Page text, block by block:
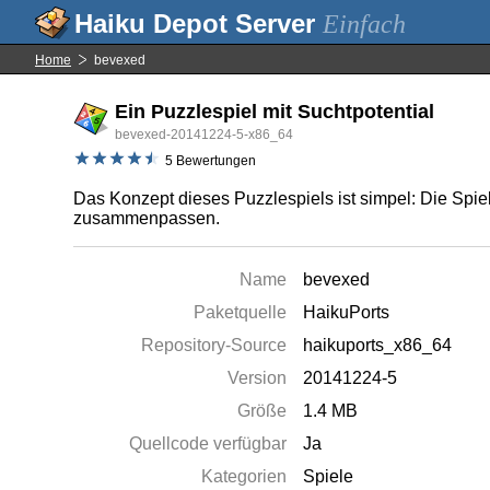
Einfach
Home bevexed
Ein Puzzlespiel mit Suchtpotential
bevexed-20141224-5-x86_64
5 Bewertungen
Das Konzept dieses Puzzlespiels ist simpel: Die
zusammenpassen.
Name
bevexed
Paketquelle
HaikuPorts
Repository-Source
haikuports_x86_64
Version
20141224-5
Größe
1.4 MB
Quellcode verfügbar
Ja
Kategorien
Spiele